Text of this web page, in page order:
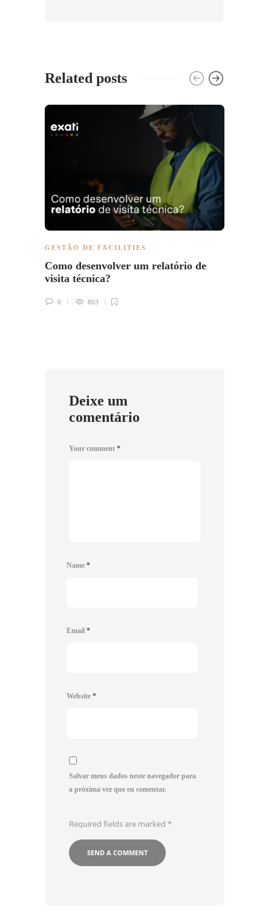
Related posts
GESTÃO DE FACILITIES
Como desenvolver um relatório de
visita técnica?
0 803
Deixe um
comentário
Your comment *
Name *
Email *
Website *
Salvar meus dados neste navegador para
a próxima vez que eu comentar.
Required fields are marked *